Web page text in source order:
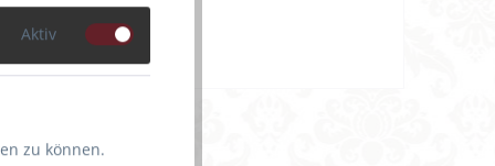
Aktiv
zu können.